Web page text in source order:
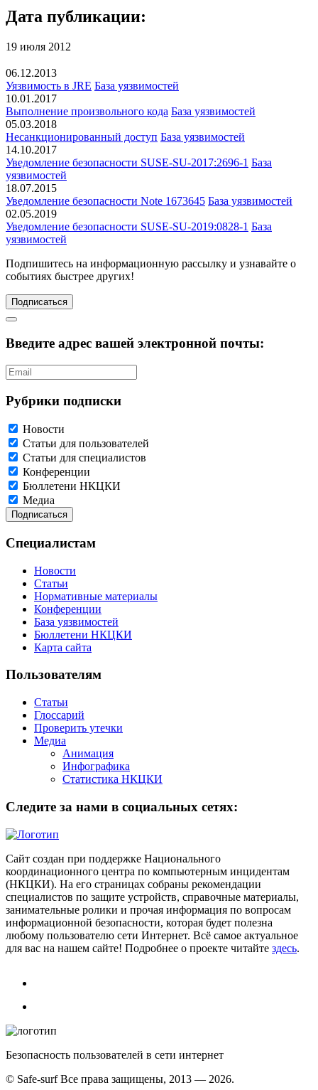
Дата публикации:
19 июля 2012
06.12.2013
Уязвимость в JRE База уязвимостей
10.01.2017
Выполнение произвольного кода База уязвимостей
05.03.2018
Несанкционированный доступ База уязвимостей
14.10.2017
Уведомление безопасности SUSE-SU-2017:2696-1 База
уязвимостей
18.07.2015
Уведомление безопасности Note 1673645 База уязвимостей
02.05.2019
Уведомление безопасности SUSE-SU-2019:0828-1 База
уязвимостей
Подпишитесь на информационную рассылку и узнавайте о
событиях быстрее других!
Подписаться
Введите адрес вашей электронной почты:
Рубрики подписки
Новости
Статьи для пользователей
Статьи для специалистов
Конференции
Бюллетени НКЦКИ
Медиа
Специалистам
Новости
Статьи
Нормативные материалы
Конференции
База уязвимостей
Бюллетени НКЦКИ
Карта сайта
Пользователям
Статьи
Глоссарий
Проверить утечки
Медиа
Анимация
Инфографика
Статистика НКЦКИ
Следите за нами в социальных сетях:
Сайт создан при поддержке Национального
координационного центра по компьютерным инцидентам
(НКЦКИ). На его страницах собраны рекомендации
специалистов по защите устройств, справочные материалы,
занимательные ролики и прочая информация по вопросам
информационной безопасности, которая будет полезна
любому пользователю сети Интернет. Всё самое актуальное
для вас на нашем сайте! Подробнее о проекте читайте здесь.
Безопасность пользователей в сети интернет
© Safe-surf Все права защищены, 2013 — 2026.